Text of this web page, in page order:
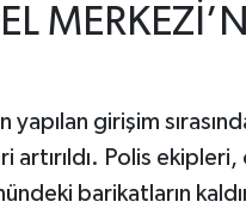
yapılan girişim
artırıldı. Polis
barikatların